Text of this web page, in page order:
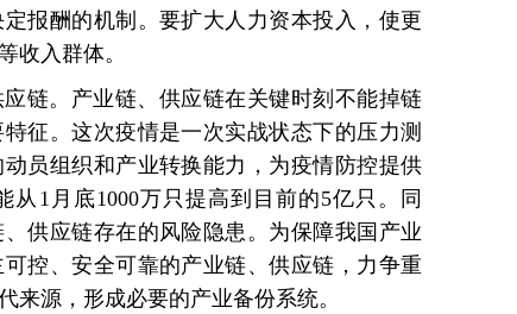
报酬的机制。要扩大人力资本投入，使更
收入群体。
链。产业链、供应链在关键时刻不能掉链
征。这次疫情是一次实战状态下的压力测
员组织和产业转换能力，为疫情防控提供
1月底1000万只提高到目前的5亿只。同
供应链存在的风险隐患。为保障我国产业
控、安全可靠的产业链、供应链，力争重
来源，形成必要的产业备份系统。